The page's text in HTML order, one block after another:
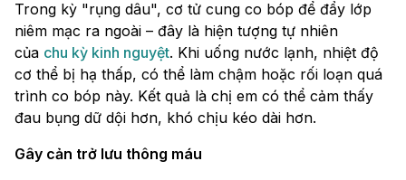
Trong kỳ "rụng dâu", cơ tử cung co bóp để đẩy lớp
niêm mạc ra ngoài – đây là hiện tượng tự nhiên
của chu kỳ kinh nguyệt. Khi uống nước lạnh, nhiệt độ
cơ thể bị hạ thấp, có thể làm chậm hoặc rối loạn quá
trình co bóp này. Kết quả là chị em có thể cảm thấy
đau bụng dữ dội hơn, khó chịu kéo dài hơn.
Gây cản trở lưu thông máu